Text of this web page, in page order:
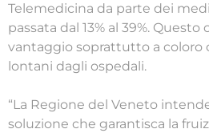
Telemedicina da parte dei
passata dal 13% al 39%.
vantaggio soprattutto a coloro
lontani dagli ospedali.
“La Regione del Veneto
soluzione che garantisca la